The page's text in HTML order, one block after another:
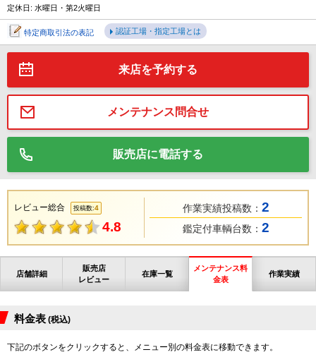
定休日: 水曜日・第2火曜日
特定商取引法の表記 認証工場・指定工場とは
来店を予約する
メンテナンス問合せ
販売店に電話する
レビュー総合 投稿数:4
4.8
作業実績投稿数： 2
鑑定付車輌台数： 2
店舗詳細
販売店
レビュー
在庫一覧
メンテナンス料
金表
作業実績
料金表 (税込)
下記のボタンをクリックすると、メニュー別の料金表に移動できます。